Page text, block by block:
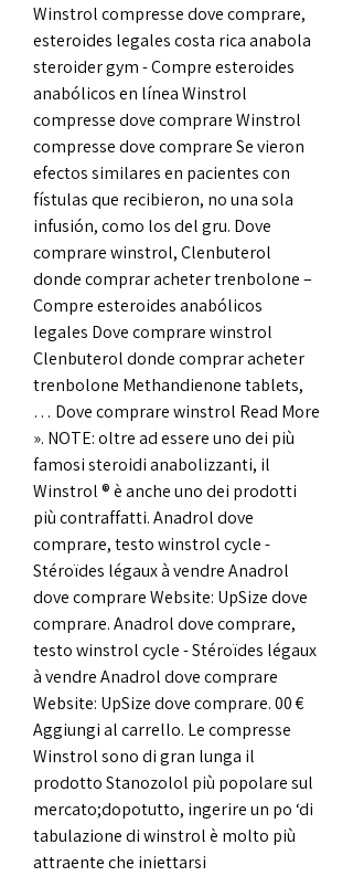
Winstrol compresse dove comprare,
esteroides legales costa rica anabola
steroider gym - Compre esteroides
anabólicos en línea Winstrol
compresse dove comprare Winstrol
compresse dove comprare Se vieron
efectos similares en pacientes con
fístulas que recibieron, no una sola
infusión, como los del gru. Dove
comprare winstrol, Clenbuterol
donde comprar acheter trenbolone –
Compre esteroides anabólicos
legales Dove comprare winstrol
Clenbuterol donde comprar acheter
trenbolone Methandienone tablets,
… Dove comprare winstrol Read More
». NOTE: oltre ad essere uno dei più
famosi steroidi anabolizzanti, il
Winstrol ® è anche uno dei prodotti
più contraffatti. Anadrol dove
comprare, testo winstrol cycle -
Stéroïdes légaux à vendre Anadrol
dove comprare Website: UpSize dove
comprare. Anadrol dove comprare,
testo winstrol cycle - Stéroïdes légaux
à vendre Anadrol dove comprare
Website: UpSize dove comprare. 00 €
Aggiungi al carrello. Le compresse
Winstrol sono di gran lunga il
prodotto Stanozolol più popolare sul
mercato;dopotutto, ingerire un po ‘di
tabulazione di winstrol è molto più
attraente che iniettarsi